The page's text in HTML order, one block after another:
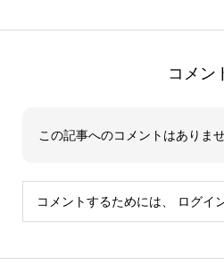
コメン
この記事へのコメントはありませ
コメントするためには、 ログイ